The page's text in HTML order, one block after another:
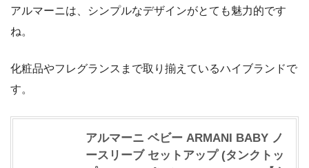
アルマーニは、シンプルなデザインがとても魅力的です
ね。
化粧品やフレグランスまで取り揃えているハイブランドで
す。
アルマーニ ベビー ARMANI BABY ノ
ースリーブ セットアップ (タンクトッ